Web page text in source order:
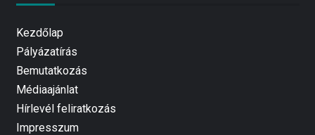
Kezdőlap
Pályázatírás
Bemutatkozás
Médiaajánlat
Hírlevél feliratkozás
Impresszum